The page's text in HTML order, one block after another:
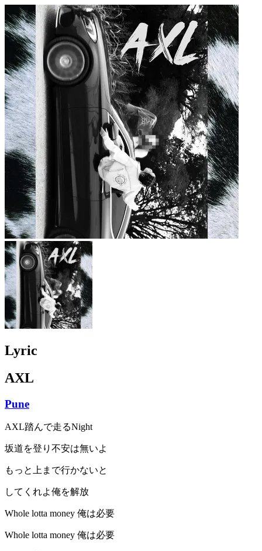
Lyric
AXL
Pune
AXL踏んで走るNight
坂道を登り不安は無いよ
もっと上まで行かないと
してくれよ俺を解放
Whole lotta money 俺は必要
Whole lotta money 俺は必要